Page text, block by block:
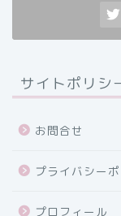
サイトポリシ
お問合せ
プライバシー
プロフィール